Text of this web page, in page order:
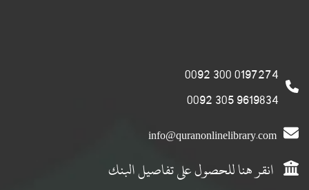
0197274 300 0092
9619834 305 0092
info@quranonlinelibrary.com
انقر هنا للحصول على تفاصيل البنك